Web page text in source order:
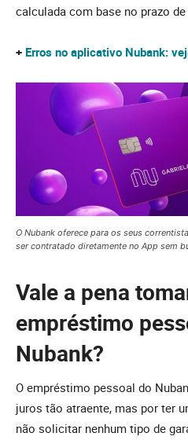
calculada com base no prazo
+ Erros no aplicativo Nubank:
O Nubank oferece para os seus
ser contratado diretamente no App sem
Vale a pena
empréstimo
Nubank?
O empréstimo pessoal do
juros tão atraente, mas por ter
não solicitar nenhum tipo de